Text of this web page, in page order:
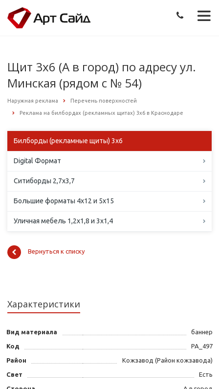
Щит 3х6 (А в город) по адресу ул.
Минская (рядом с № 54)
Наружная реклама Перечень поверхностей
Реклама на билбордах (рекламных щитах) 3х6 в Краснодаре
Билборды (рекламные щиты) 3х6
Digital Формат
Ситиборды 2,7х3,7
Большие форматы 4х12 и 5х15
Уличная мебель 1,2х1,8 и 3х1,4
Вернуться к списку
Характеристики
Вид материала баннер
Код PA_497
Район Кожзавод (Район кожзавода)
Свет Есть